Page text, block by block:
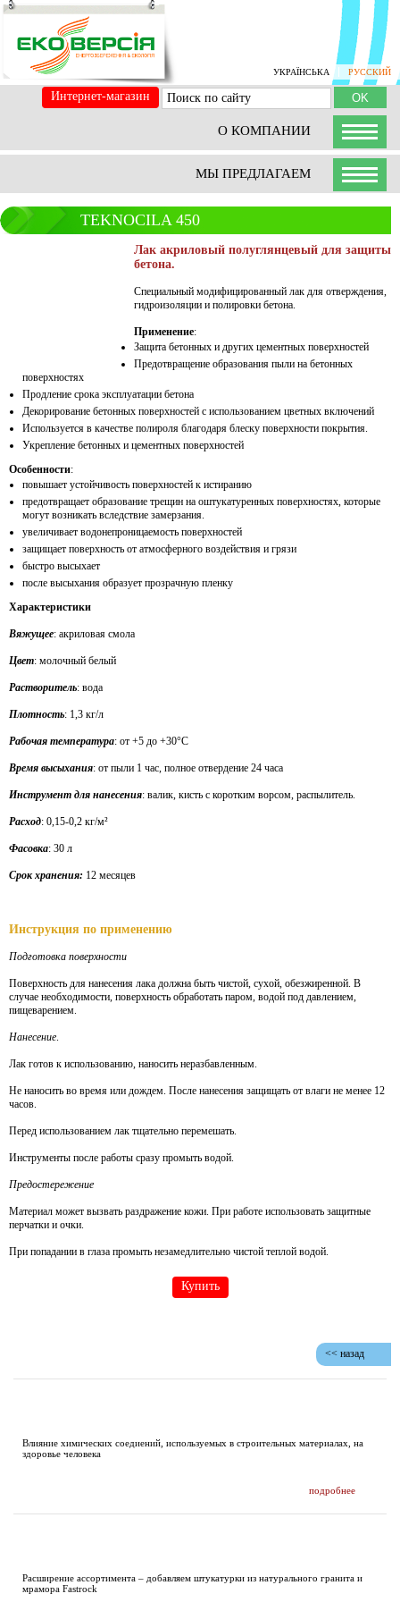
УКРАЇНСЬКА РУССКИЙ
О КОМПАНИИ
Интернет-магазин
МЫ ПРЕДЛАГАЕМ
TEKNOCILA 450
Лак акриловый полуглянцевый для защиты
бетона.
Специальный модифицированный лак для отверждения,
гидроизоляции и полировки бетона.
Применение:
Защита бетонных и других цементных поверхностей
Предотвращение образования пыли на бетонных
поверхностях
Продление срока эксплуатации бетона
Декорирование бетонных поверхностей с использованием цветных включений
Используется в качестве полироля благодаря блеску поверхности покрытия.
Укрепление бетонных и цементных поверхностей
Особенности:
повышает устойчивость поверхностей к истиранию
предотвращает образование трещин на оштукатуренных поверхностях, которые
могут возникать вследствие замерзания.
увеличивает водонепроницаемость поверхностей
защищает поверхность от атмосферного воздействия и грязи
быстро высыхает
после высыхания образует прозрачную пленку
Характеристики
Вяжущее: акриловая смола
Цвет: молочный белый
Растворитель: вода
Плотность: 1,3 кг/л
Рабочая температура: от +5 до +30°С
Время высыхания: от пыли 1 час, полное отвердение 24 часа
Инструмент для нанесения: валик, кисть с коротким ворсом, распылитель.
Расход: 0,15-0,2 кг/м²
Фасовка: 30 л
Срок хранения: 12 месяцев
Инструкция по применению
Подготовка поверхности
Поверхность для нанесения лака должна быть чистой, сухой, обезжиренной. В
случае необходимости, поверхность обработать паром, водой под давлением,
пищеварением.
Нанесение.
Лак готов к использованию, наносить неразбавленным.
Не наносить во время или дождем. После нанесения защищать от влаги не менее 12
часов.
Перед использованием лак тщательно перемешать.
Инструменты после работы сразу промыть водой.
Предостережение
Материал может вызвать раздражение кожи. При работе использовать защитные
перчатки и очки.
При попадании в глаза промыть незамедлительно чистой теплой водой.
Купить
<< назад
Влияние химических соедиений, используемых в строительных материалах, на
здоровье человека
подробнее
Расширение ассортимента – добавляем штукатурки из натурального гранита и
мрамора Fastrock